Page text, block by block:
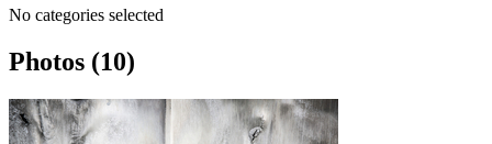
No categories selected
Photos (10)